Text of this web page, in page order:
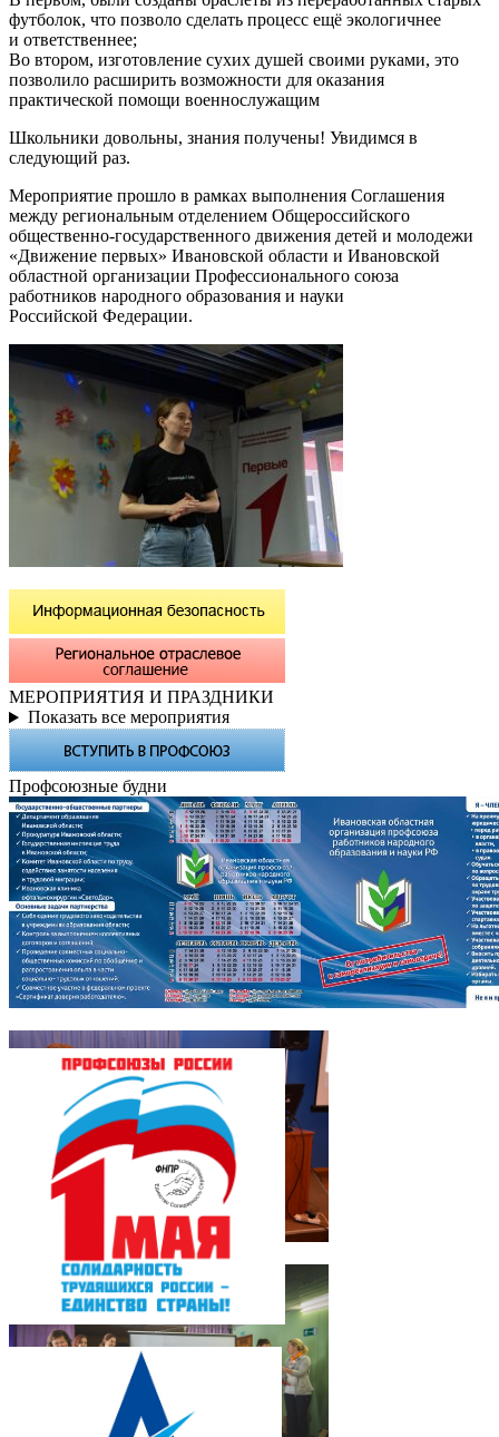
футболок, что позволо сделать процесс ещё экологичнее
и ответственнее;
Во втором, изготовление сухих душей своими руками, это
позволило расширить возможности для оказания
практической помощи военнослужащим
Школьники довольны, знания получены! Увидимся в
следующий раз.
Мероприятие прошло в рамках выполнения Соглашения
между региональным отделением Общероссийского
общественно-государственного движения детей и молодежи
«Движение первых» Ивановской области и Ивановской
областной организации Профессионального союза
работников народного образования и науки
Российской Федерации.
МЕРОПРИЯТИЯ И ПРАЗДНИКИ
Показать все мероприятия
Профсоюзные будни